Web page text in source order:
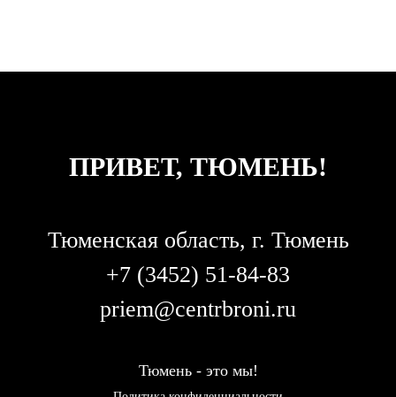
ПРИВЕТ, ТЮМЕНЬ!
Тюменская область, г. Тюмень
+7 (3452) 51-84-83
priem@centrbroni.ru
Тюмень - это мы!